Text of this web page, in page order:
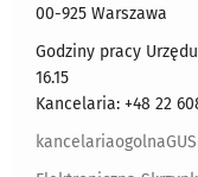
00-925 Warszawa
Godziny pracy
16.15
Kancelaria: +48 22